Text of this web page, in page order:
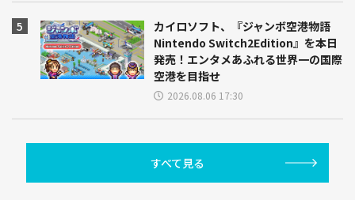
カイロソフト、『ジャンボ空港物語
Nintendo Switch2Edition』を本日
発売！エンタメあふれる世界一の国際
空港を目指せ
2026.08.06 17:30
すべて見る